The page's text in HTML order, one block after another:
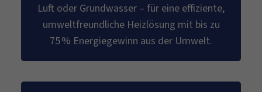
Luft oder Grundwasser – für eine effiziente,
umweltfreundliche Heizlösung mit bis zu
75 % Energiegewinn aus der Umwelt.